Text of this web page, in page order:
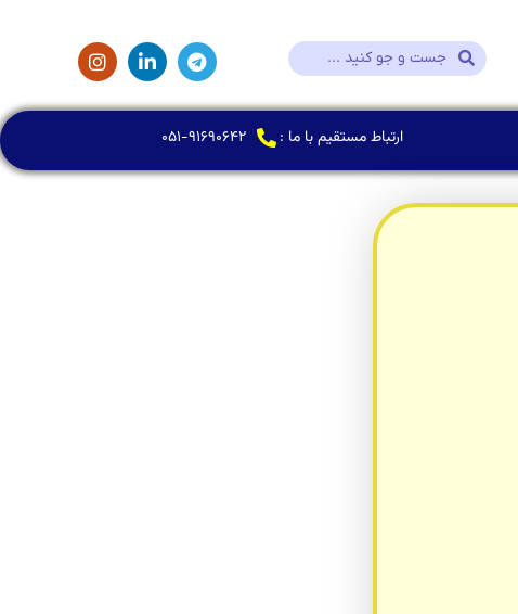
ارتباط مستقیم با ما : ۰۵۱-۹۱۶۹۰۶۴۲